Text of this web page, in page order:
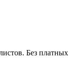
Без платных